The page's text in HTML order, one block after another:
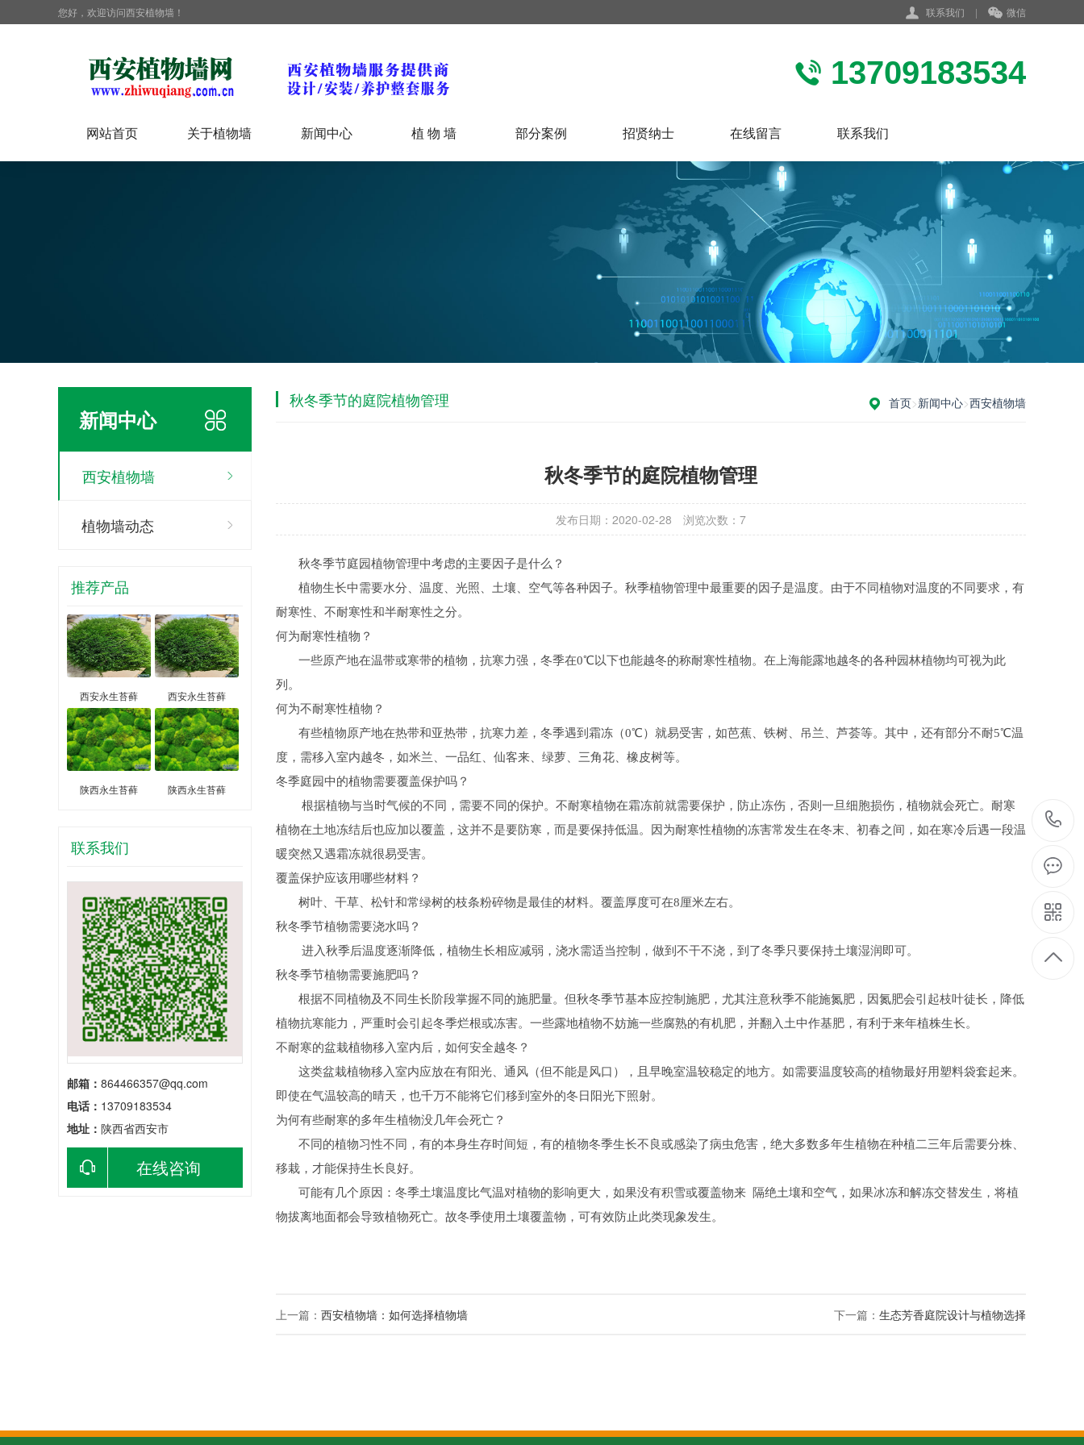
联系我们 | 微信
您好，欢迎访问西安植物墙！
13709183534
网站首页 关于植物墙 新闻中心 植 物 墙 部分案例 招贤纳士 在线留言 联系我们
新闻中心
西安植物墙
植物墙动态
推荐产品
西安永生苔藓 西安永生苔藓
陕西永生苔藓 陕西永生苔藓
联系我们
邮箱： 864466357@qq.com
电话： 13709183534
地址： 陕西省西安市
在线咨询
首页>新闻中心>西安植物墙
秋冬季节的庭院植物管理
秋冬季节的庭院植物管理
发布日期：2020-02-28 浏览次数： 7
秋冬季节庭园植物管理中考虑的主要因子是什么？
植物生长中需要水分、温度、光照、土壤、空气等各种因子。秋季植物管理中最重要的因子是温度。由于不同植物对温度的不同要求，有
耐寒性、不耐寒性和半耐寒性之分。
何为耐寒性植物？
一些原产地在温带或寒带的植物，抗寒力强，冬季在0℃以下也能越冬的称耐寒性植物。在上海能露地越冬的各种园林植物均可视为此
列。
何为不耐寒性植物？
有些植物原产地在热带和亚热带，抗寒力差，冬季遇到霜冻（0℃）就易受害，如芭蕉、铁树、吊兰、芦荟等。其中，还有部分不耐5℃温
度，需移入室内越冬，如米兰、一品红、仙客来、绿萝、三角花、橡皮树等。
冬季庭园中的植物需要覆盖保护吗？
根据植物与当时气候的不同，需要不同的保护。不耐寒植物在霜冻前就需要保护，防止冻伤，否则一旦细胞损伤，植物就会死亡。耐寒
植物在土地冻结后也应加以覆盖，这并不是要防寒，而是要保持低温。因为耐寒性植物的冻害常发生在冬末、初春之间，如在寒冷后遇一段温
暖突然又遇霜冻就很易受害。
覆盖保护应该用哪些材料？
树叶、干草、松针和常绿树的枝条粉碎物是最佳的材料。覆盖厚度可在8厘米左右。
秋冬季节植物需要浇水吗？
进入秋季后温度逐渐降低，植物生长相应减弱，浇水需适当控制，做到不干不浇，到了冬季只要保持土壤湿润即可。
秋冬季节植物需要施肥吗？
根据不同植物及不同生长阶段掌握不同的施肥量。但秋冬季节基本应控制施肥，尤其注意秋季不能施氮肥，因氮肥会引起枝叶徒长，降低
植物抗寒能力，严重时会引起冬季烂根或冻害。一些露地植物不妨施一些腐熟的有机肥，并翻入土中作基肥，有利于来年植株生长。
不耐寒的盆栽植物移入室内后，如何安全越冬？
这类盆栽植物移入室内应放在有阳光、通风（但不能是风口），且早晚室温较稳定的地方。如需要温度较高的植物最好用塑料袋套起来。
即使在气温较高的晴天，也千万不能将它们移到室外的冬日阳光下照射。
为何有些耐寒的多年生植物没几年会死亡？
不同的植物习性不同，有的本身生存时间短，有的植物冬季生长不良或感染了病虫危害，绝大多数多年生植物在种植二三年后需要分株、
移栽，才能保持生长良好。
可能有几个原因：冬季土壤温度比气温对植物的影响更大，如果没有积雪或覆盖物来 隔绝土壤和空气，如果冰冻和解冻交替发生，将植
物拔离地面都会导致植物死亡。故冬季使用土壤覆盖物，可有效防止此类现象发生。
上一篇： 西安植物墙：如何选择植物墙 下一篇： 生态芳香庭院设计与植物选择